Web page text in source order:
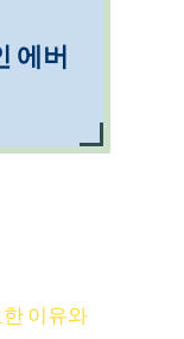
에버
이유와